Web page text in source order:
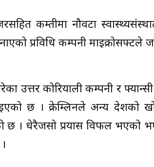
कम्तीमा नौवटा
प्रविधि कम्पनी माइक्रोसफ्टले
उत्तर कोरियाली कम्पनी र
छ । क्रेम्लिनले अन्य देशको
छ । धेरैजसो प्रयास विफल भएको